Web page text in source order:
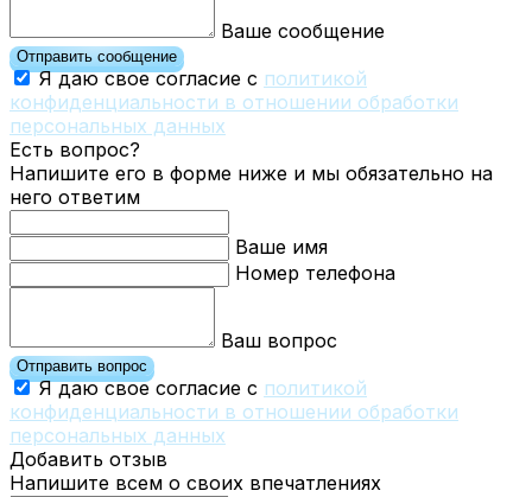
Ваше сообщение
Отправить сообщение
Я даю свое согласие с политикой
конфиденциальности в отношении обработки
персональных данных
Есть вопрос?
Напишите его в форме ниже и мы обязательно на
него ответим
Ваше имя
Номер телефона
Ваш вопрос
Отправить вопрос
Я даю свое согласие с политикой
конфиденциальности в отношении обработки
персональных данных
Добавить отзыв
Напишите всем о своих впечатлениях